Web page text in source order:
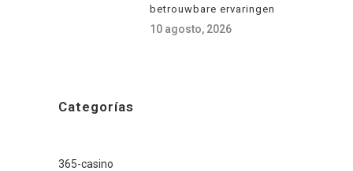
betrouwbare ervaringen
10 agosto, 2026
Categorías
365-casino